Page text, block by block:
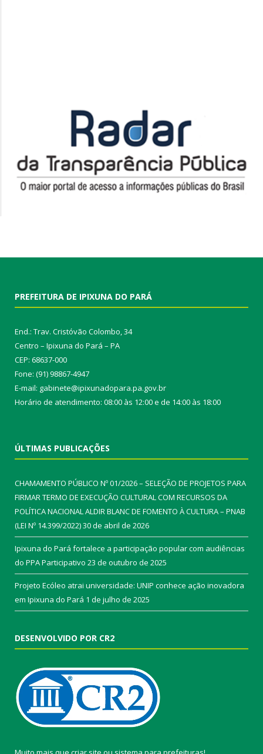
PREFEITURA DE IPIXUNA DO PARÁ
End.: Trav. Cristóvão Colombo, 34
Centro – Ipixuna do Pará – PA
CEP: 68637-000
Fone: (91) 98867-4947
E-mail: gabinete@ipixunadopara.pa.gov.br
Horário de atendimento: 08:00 às 12:00 e de 14:00 às 18:00
ÚLTIMAS PUBLICAÇÕES
CHAMAMENTO PÚBLICO Nº 01/2026 – SELEÇÃO DE PROJETOS PARA
FIRMAR TERMO DE EXECUÇÃO CULTURAL COM RECURSOS DA
POLÍTICA NACIONAL ALDIR BLANC DE FOMENTO À CULTURA – PNAB
(LEI Nº 14.399/2022)30 de abril de 2026
Ipixuna do Pará fortalece a participação popular com audiências
do PPA Participativo 23 de outubro de 2025
Projeto Ecóleo atrai universidade: UNIP conhece ação inovadora
em Ipixuna do Pará 1 de julho de 2025
DESENVOLVIDO POR CR2